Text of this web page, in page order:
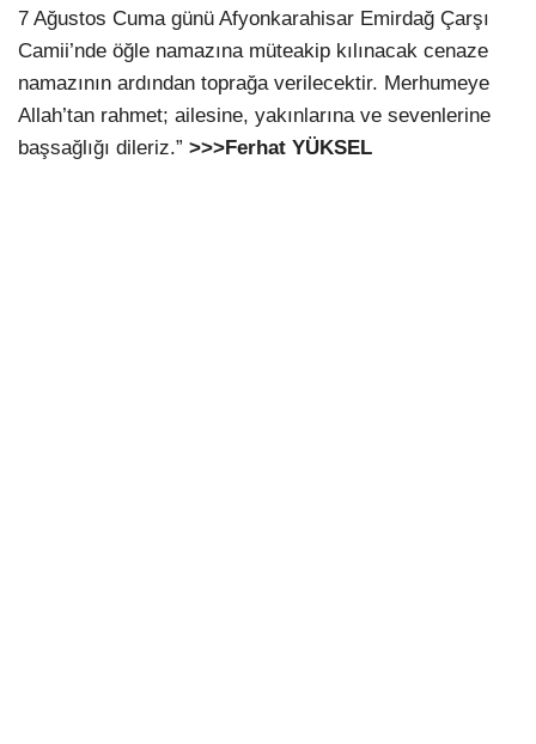
7 Ağustos Cuma günü Afyonkarahisar Emirdağ Çarşı
Camii’nde öğle namazına müteakip kılınacak cenaze
namazının ardından toprağa verilecektir. Merhumeye
Allah’tan rahmet; ailesine, yakınlarına ve sevenlerine
başsağlığı dileriz.” >>>Ferhat YÜKSEL